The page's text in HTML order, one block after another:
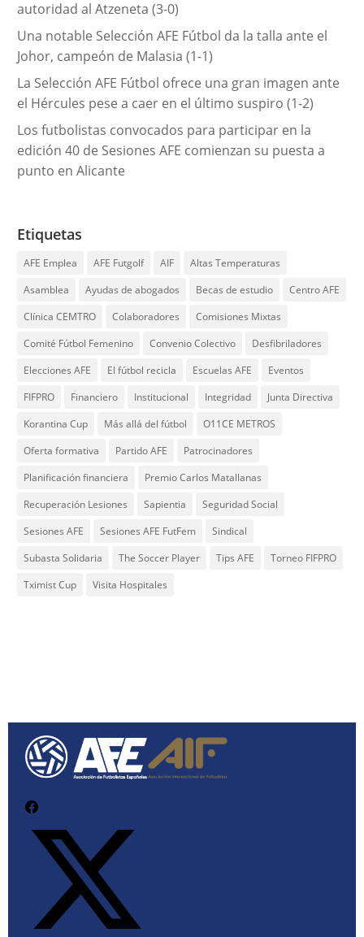
autoridad al Atzeneta (3-0)
Una notable Selección AFE Fútbol da la talla ante el
Johor, campeón de Malasia (1-1)
La Selección AFE Fútbol ofrece una gran imagen ante
el Hércules pese a caer en el último suspiro (1-2)
Los futbolistas convocados para participar en la
edición 40 de Sesiones AFE comienzan su puesta a
punto en Alicante
Etiquetas
AFE Emplea AFE Futgolf AIF
Altas Temperaturas
Asamblea
Ayudas de abogados Becas de estudio
Centro AFE
Clínica CEMTRO
Colaboradores
Comisiones Mixtas
Comité Fútbol Femenino
Convenio Colectivo
Desfibriladores
Elecciones AFE
El fútbol recicla Escuelas AFE
Eventos
FIFPRO
Financiero Institucional Integridad
Junta Directiva
Korantina Cup
Más allá del fútbol
O11CE METROS
Oferta formativa
Partido AFE
Patrocinadores
Planificación financiera
Premio Carlos Matallanas
Recuperación Lesiones
Sapientia
Seguridad Social
Sesiones AFE
Sesiones AFE FutFem
Sindical
Subasta Solidaria
The Soccer Player Tips AFE
Torneo FIFPRO
Tximist Cup
Visita Hospitales